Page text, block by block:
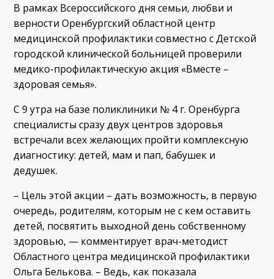
В рамках Всероссийского дня семьи, любви и
верности Оренбургский областной центр
медицинской профилактики совместно с Детской
городской клинической больницей проверили
медико-профилактическую акция «Вместе –
здоровая семья».
С 9 утра на базе поликлиники № 4 г. Оренбурга
специалисты сразу двух центров здоровья
встречали всех желающих пройти комплексную
диагностику: детей, мам и пап, бабушек и
дедушек.
– Цель этой акции – дать возможность, в первую
очередь, родителям, которым не с кем оставить
детей, посвятить выходной день собственному
здоровью, — комментирует врач-методист
Областного центра медицинской профилактики
Ольга Белькова. – Ведь, как показала